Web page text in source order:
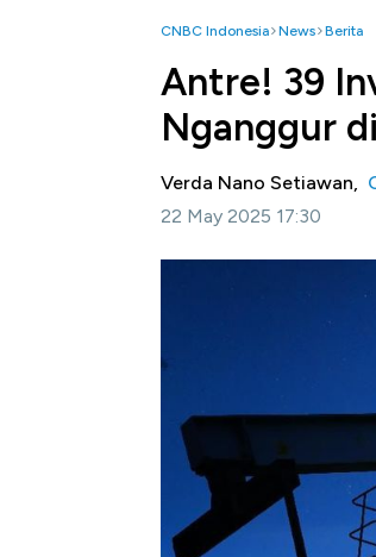
CNBC Indonesia News Berita
Antre! 39
Nganggur
Verda Nano Setiawan,
22 May 2025 17:30